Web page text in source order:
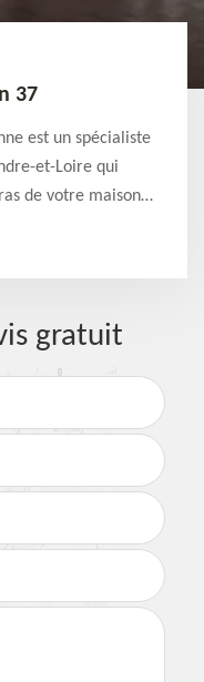
37
est un spécialiste
et-Loire qui
de votre maison
gratuit